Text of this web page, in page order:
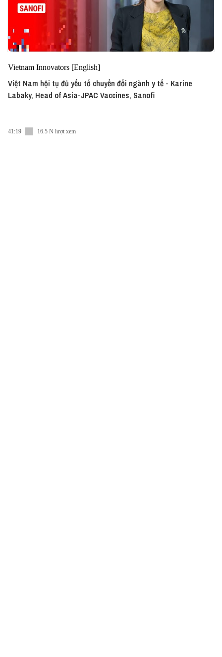
Vietnam Innovators [English]
Việt Nam hội tụ đủ yếu tố chuyển đổi ngành y tế - Karine
Labaky, Head of Asia-JPAC Vaccines, Sanofi
41:19 16.5 N lượt xem